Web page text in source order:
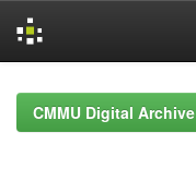
navigationCMMU Digital Archive